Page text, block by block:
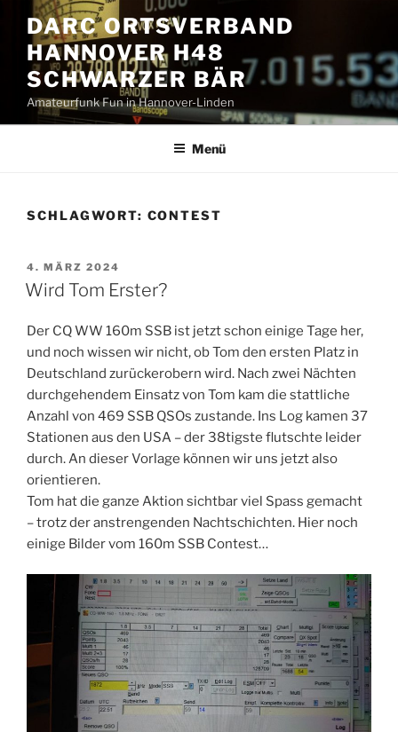
Inhalt
springen
DARC ORTSVERBAND
HANNOVER H48
SCHWARZER BÄR
Amateurfunk Fun in Hannover-Linden
Menü
SCHLAGWORT: CONTEST
VERÖFFENTLICHT
AM
4. MÄRZ 2024
Wird Tom Erster?
Der CQ WW 160m SSB ist jetzt schon einige Tage her,
und noch wissen wir nicht, ob Tom den ersten Platz in
Deutschland zurückerobern wird. Nach zwei Nächten
durchgehendem Einsatz von Tom kam die stattliche
Anzahl von 469 SSB QSOs zustande. Ins Log kamen 37
Stationen aus den USA – der 38tigste flutschte leider
durch. An dieser Vorlage können wir uns jetzt also
orientieren.
Tom hat die ganze Aktion sichtbar viel Spass gemacht
– trotz der anstrengenden Nachtschichten. Hier noch
einige Bilder vom 160m SSB Contest…